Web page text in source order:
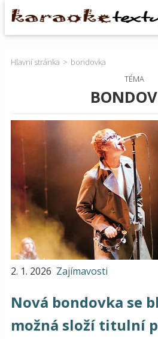
Hlavní stránka
bondovka
TÉMA
2. 1. 2026 Zajímavosti
Nová bondovka se
možná složí titulní